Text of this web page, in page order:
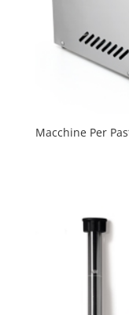
Macchine Per